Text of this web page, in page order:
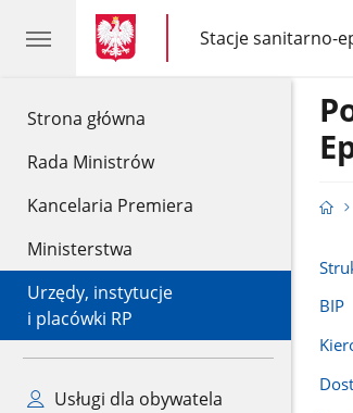
Strona główna
Rada Ministrów
Kancelaria Premiera
Ministerstwa
Urzędy, instytucje
i placówki RP
Usługi dla obywatela
gov.pl
gov.pl
Stacje sanitarno-
gov.pl
Stacje
sanitarno-
epidemiologiczne
BIP